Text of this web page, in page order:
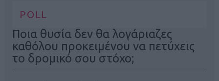
POLL
Ποια θυσία δεν θα λογάριαζες
καθόλου προκειμένου να πετύχεις
το δρομικό σου στόχο;